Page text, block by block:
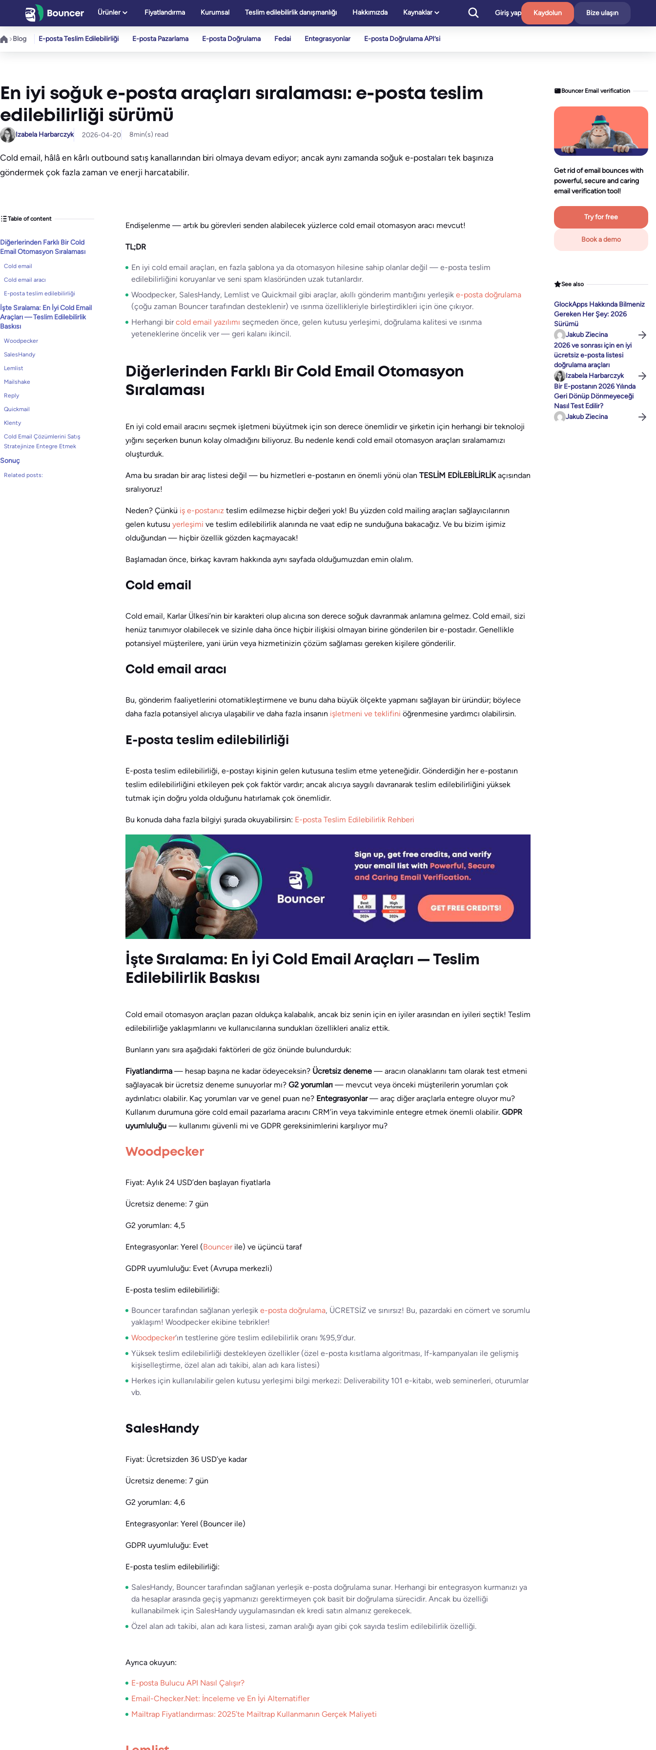
Ürünler Fiyatlandırma Kurumsal Teslim edilebilirlik danışmanlığı Hakkımızda Kaynaklar Giriş yap Kaydolun Bize ulaşın
Blog E-posta Teslim Edilebilirliği E-posta Pazarlama E-posta Doğrulama Fedai Entegrasyonlar E-posta Doğrulama API’si
En iyi soğuk e-posta araçları sıralaması: e-posta teslim
edilebilirliği sürümü
Izabela Harbarczyk 2026-04-20 8min(s) read
Cold email, hâlâ en kârlı outbound satış kanallarından biri olmaya devam ediyor; ancak aynı zamanda soğuk e-postaları tek başınıza
göndermek çok fazla zaman ve enerji harcatabilir.
Table of content
Diğerlerinden Farklı Bir Cold
Email Otomasyon Sıralaması
Cold email
Cold email aracı
E-posta teslim edilebilirliği
İşte Sıralama: En İyi Cold Email
Araçları — Teslim Edilebilirlik
Baskısı
Woodpecker
SalesHandy
Lemlist
Mailshake
Reply
Quickmail
Klenty
Cold Email Çözümlerini Satış
Stratejinize Entegre Etmek
Sonuç
Related posts:
Endişelenme — artık bu görevleri senden alabilecek yüzlerce cold email otomasyon aracı mevcut!
TL;DR
En iyi cold email araçları, en fazla şablona ya da otomasyon hilesine sahip olanlar değil — e-posta teslim
edilebilirliğini koruyanlar ve seni spam klasöründen uzak tutanlardır.
Woodpecker, SalesHandy, Lemlist ve Quickmail gibi araçlar, akıllı gönderim mantığını yerleşik e-posta doğrulama
(çoğu zaman Bouncer tarafından desteklenir) ve ısınma özellikleriyle birleştirdikleri için öne çıkıyor.
Herhangi bircold email yazılımı seçmeden önce, gelen kutusu yerleşimi, doğrulama kalitesi ve ısınma
yeteneklerine öncelik ver — geri kalanı ikincil.
Diğerlerinden Farklı Bir Cold Email Otomasyon
Sıralaması
En iyi cold email aracını seçmek işletmeni büyütmek için son derece önemlidir ve şirketin için herhangi bir teknoloji
yığını seçerken bunun kolay olmadığını biliyoruz. Bu nedenle kendi cold email otomasyon araçları sıralamamızı
oluşturduk.
Ama bu sıradan bir araç listesi değil — bu hizmetleri e-postanın en önemli yönü olan TESLİM EDİLEBİLİRLİKaçısından
sıralıyoruz!
Neden? Çünkü iş e-postanız teslim edilmezse hiçbir değeri yok! Bu yüzden cold mailing araçları sağlayıcılarının
gelen kutusu yerleşimi ve teslim edilebilirlik alanında ne vaat edip ne sunduğuna bakacağız. Ve bu bizim işimiz
olduğundan — hiçbir özellik gözden kaçmayacak!
Başlamadan önce, birkaç kavram hakkında aynı sayfada olduğumuzdan emin olalım.
Cold email
Cold email, Karlar Ülkesi’nin bir karakteri olup alıcına son derece soğuk davranmak anlamına gelmez. Cold email, sizi
henüz tanımıyor olabilecek ve sizinle daha önce hiçbir ilişkisi olmayan birine gönderilen bir e-postadır. Genellikle
potansiyel müşterilere, yani ürün veya hizmetinizin çözüm sağlaması gereken kişilere gönderilir.
Cold email aracı
Bu, gönderim faaliyetlerini otomatikleştirmene ve bunu daha büyük ölçekte yapmanı sağlayan bir üründür; böylece
daha fazla potansiyel alıcıya ulaşabilir ve daha fazla insanın işletmeni ve teklifini öğrenmesine yardımcı olabilirsin.
E-posta teslim edilebilirliği
E-posta teslim edilebilirliği, e-postayı kişinin gelen kutusuna teslim etme yeteneğidir. Gönderdiğin her e-postanın
teslim edilebilirliğini etkileyen pek çok faktör vardır; ancak alıcıya saygılı davranarak teslim edilebilirliğini yüksek
tutmak için doğru yolda olduğunu hatırlamak çok önemlidir.
Bu konuda daha fazla bilgiyi şurada okuyabilirsin: E-posta Teslim Edilebilirlik Rehberi
İşte Sıralama: En İyi Cold Email Araçları — Teslim
Edilebilirlik Baskısı
Cold email otomasyon araçları pazarı oldukça kalabalık, ancak biz senin için en iyiler arasından en iyileri seçtik! Teslim
edilebilirliğe yaklaşımlarını ve kullanıcılarına sundukları özellikleri analiz ettik.
Bunların yanı sıra aşağıdaki faktörleri de göz önünde bulundurduk:
Fiyatlandırma — hesap başına ne kadar ödeyeceksin? Ücretsiz deneme — aracın olanaklarını tam olarak test etmeni
sağlayacak bir ücretsiz deneme sunuyorlar mı? G2 yorumları — mevcut veya önceki müşterilerin yorumları çok
aydınlatıcı olabilir. Kaç yorumları var ve genel puan ne? Entegrasyonlar— araç diğer araçlarla entegre oluyor mu?
Kullanım durumuna göre cold email pazarlama aracını CRM’in veya takviminle entegre etmek önemli olabilir. GDPR
uyumluluğu — kullanımı güvenli mi ve GDPR gereksinimlerini karşılıyor mu?
Woodpecker
Fiyat: Aylık 24 USD’den başlayan fiyatlarla
Ücretsiz deneme: 7 gün
G2 yorumları: 4,5
Entegrasyonlar: Yerel (Bouncerile) ve üçüncü taraf
GDPR uyumluluğu: Evet (Avrupa merkezli)
E-posta teslim edilebilirliği:
Bouncer tarafından sağlanan yerleşik e-posta doğrulama, ÜCRETSİZ ve sınırsız! Bu, pazardaki en cömert ve sorumlu
yaklaşım! Woodpecker ekibine tebrikler!
Woodpecker‘ın testlerine göre teslim edilebilirlik oranı %95,9’dur.
Yüksek teslim edilebilirliği destekleyen özellikler (özel e-posta kısıtlama algoritması, If-kampanyaları ile gelişmiş
kişiselleştirme, özel alan adı takibi, alan adı kara listesi)
Herkes için kullanılabilir gelen kutusu yerleşimi bilgi merkezi: Deliverability 101 e-kitabı, web seminerleri, oturumlar
vb.
SalesHandy
Fiyat: Ücretsizden 36 USD’ye kadar
Ücretsiz deneme: 7 gün
G2 yorumları: 4,6
Entegrasyonlar: Yerel (Bouncer ile)
GDPR uyumluluğu: Evet
E-posta teslim edilebilirliği:
SalesHandy, Bouncer tarafından sağlanan yerleşik e-posta doğrulama sunar. Herhangi bir entegrasyon kurmanızı ya
da hesaplar arasında geçiş yapmanızı gerektirmeyen çok basit bir doğrulama sürecidir. Ancak bu özelliği
kullanabilmek için SalesHandy uygulamasından ek kredi satın almanız gerekecek.
Özel alan adı takibi, alan adı kara listesi, zaman aralığı ayarı gibi çok sayıda teslim edilebilirlik özelliği.
Ayrıca okuyun:
E-posta Bulucu API Nasıl Çalışır?
Email-Checker.Net: İnceleme ve En İyi Alternatifler
Mailtrap Fiyatlandırması: 2025’te Mailtrap Kullanmanın Gerçek Maliyeti
Bouncer Email verification
Get rid of email bounces with
powerful, secure and caring
email verification tool!
Try for free
Book a demo
See also
GlockApps Hakkında Bilmeniz
Gereken Her Şey: 2026
Sürümü
Jakub Ziecina
2026 ve sonrası için en iyi
ücretsiz e-posta listesi
doğrulama araçları
Izabela Harbarczyk
Bir E-postanın 2026 Yılında
Geri Dönüp Dönmeyeceği
Nasıl Test Edilir?
Jakub Ziecina